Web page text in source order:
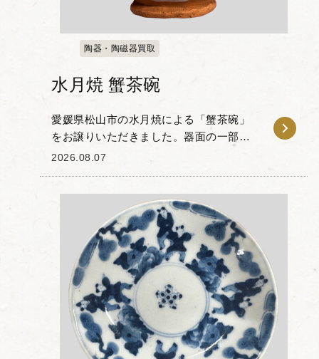
陶器・陶磁器買取
水月焼 蟹茶碗
愛媛県松山市の水月焼による「蟹茶碗」
をお譲りいただきました。器面の一部を
削り取った造形の中に、繊細な蟹の立体
知られ、甲羅の色...
2026.08.07